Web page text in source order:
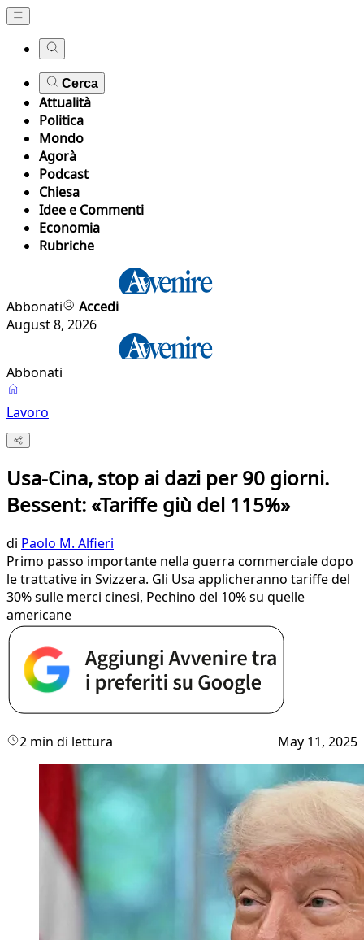
Cerca
Attualità
Politica
Mondo
Agorà
Podcast
Chiesa
Idee e Commenti
Economia
Rubriche
Abbonati
Accedi
August 8, 2026
Abbonati
Lavoro
Usa-Cina, stop ai dazi per 90 giorni.
Bessent: «Tariffe giù del 115%»
di Paolo M. Alfieri
Primo passo importante nella guerra commerciale dopo
le trattative in Svizzera. Gli Usa applicheranno tariffe del
30% sulle merci cinesi, Pechino del 10% su quelle
americane
2 min di lettura May 11, 2025